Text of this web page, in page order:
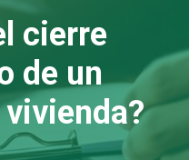
cierre
de un